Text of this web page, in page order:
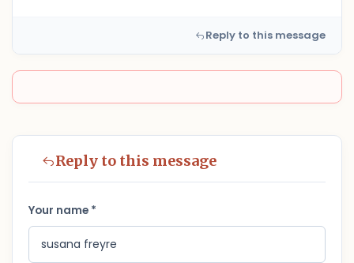
Reply to this message
Reply to this message
Your name *